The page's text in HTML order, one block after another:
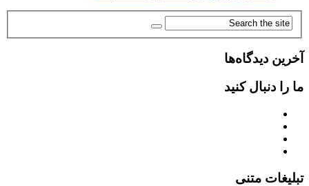
آخرین دیدگاه‌ها
ما را دنبال کنید
تبلیغات متنی